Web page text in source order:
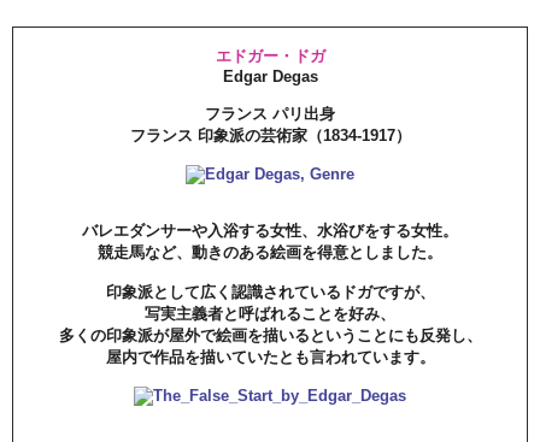
エドガー・ドガ
Edgar Degas
フランス パリ出身
フランス 印象派の芸術家（1834-1917）
バレエダンサーや入浴する女性、水浴びをする女性。
競走馬など、動きのある絵画を得意としました。
印象派として広く認識されているドガですが、
写実主義者と呼ばれることを好み、
多くの印象派が屋外で絵画を描いるということにも反発し、
屋内で作品を描いていたとも言われています。